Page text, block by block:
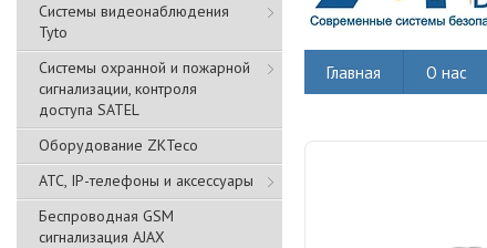
Системы видеонаблюдения
Tyto
Cистемы охранной и пожарной
сигнализации, контроля
доступа SATEL
Оборудование ZKTeco
АТС, IP-телефоны и аксессуары
Беспроводная GSM
сигнализация АJAX
Главная О нас